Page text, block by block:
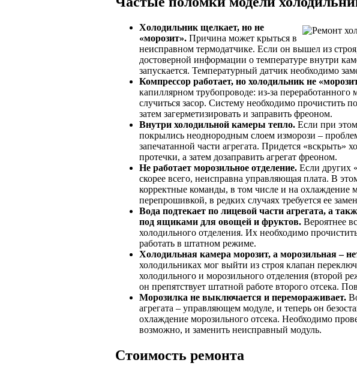
Холодильник щелкает, но не
«морозит». Причина может крыться в
неисправном термодатчике. Если он вышел из
достоверной информации о температуре внутри
запускается. Температурный датчик необходимо
Компрессор работает, но холодильник не
капиллярном трубопроводе: из-за
случиться засор. Систему необходимо прочистить
затем загерметизировать и заправить фреоном.
Внутри холодильной камеры тепло. Если при
покрылись неоднородным слоем изморози –
запечатанной части агрегата. Придется «вскрыть»
протечки, а затем дозаправить агрегат фреоном.
Не работает морозильное отделение. Если других
скорее всего, неисправна управляющая плата. В
корректные команды, в том числе и на охлаждение
перепрошивкой, в редких случаях требуется ее
Вода подтекает по лицевой части агрегата, а
под ящиками для овощей и фруктов. Вероятнее
холодильного отделения. Их необходимо
работать в штатном режиме.
Холодильная камера морозит, а морозильная –
холодильниках мог выйти из строя клапан
холодильного и морозильного отделения (второй
он препятствует штатной работе второго отсека.
Морозилка не выключается и перемораживает.
агрегата – управляющем модуле, и теперь он
охлаждение морозильного отсека. Необходимо
возможно, и заменить неисправный модуль.
Стоимость ремонта